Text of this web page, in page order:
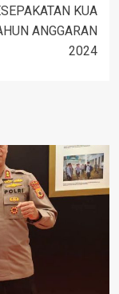
KUA
ANGGARAN
2024